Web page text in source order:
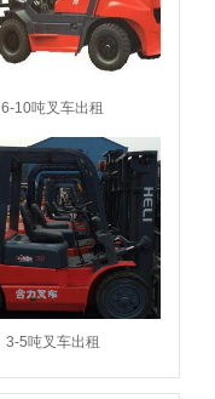
6-10吨叉车出租
3-5吨叉车出租